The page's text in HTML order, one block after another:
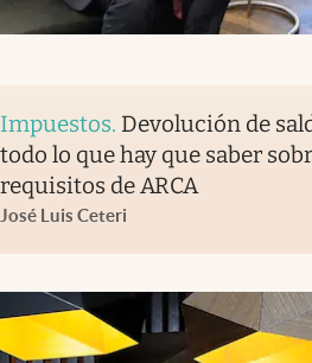
Impuestos. Devolución de
todo lo que hay que saber
requisitos de ARCA
José Luis Ceteri